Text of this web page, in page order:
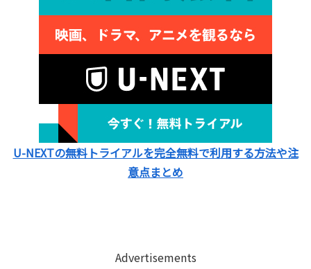
U-NEXTの無料トライアルを完全無料で利用する方法や注
意点まとめ
Advertisements